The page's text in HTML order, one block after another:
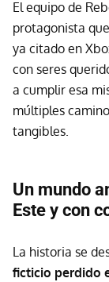
El equipo de
protagonista
ya citado en
con seres
a cumplir esa
múltiples
tangibles.
Un mundo
Este y con
La historia se
ficticio perdido